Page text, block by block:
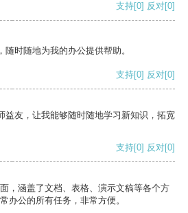
支持[0] 反对[0]
时随地为我的办公提供帮助。
支持[0] 反对[0]
益友，让我能够随时随地学习新知识，拓宽
支持[0] 反对[0]
，涵盖了文档、表格、演示文稿等各个方
办公的所有任务，非常方便。